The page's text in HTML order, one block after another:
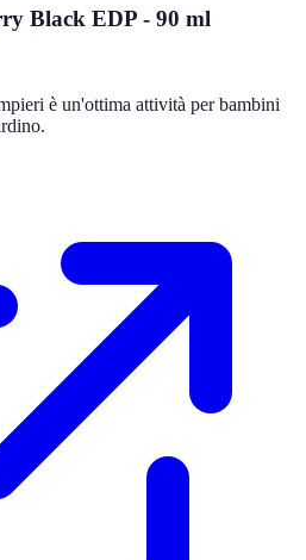
Black EDP - 90 ml
è un'ottima attività per bambini